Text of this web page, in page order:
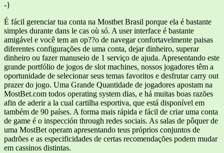
-}
É fácil gerenciar tua conta na Mostbet Brasil porque ela é bastante
simples durante dans le cas où só. A user interface é bastante
amigável e você tem an op??o de navegar confortavelmente paisas
diferentes configurações de uma conta, dejar dinheiro, superar
dinheiro ou fazer manuseio de 1 serviço de ajuda. Apresentando este
grande portfólio de jogos de slot machines, nossos jogadores têm a
oportunidade de selecionar seus temas favoritos e desfrutar carry out
prazer do jogo. Uma Grande Quantidade de jogadores apostam na
MostBet.com todos operating system dias, e há muitas boas razões
afin de aderir a la cual cartilha esportiva, que está disponível em
também de 90 países. A forma mais rápida e fácil de criar uma conta
de game é o inspección through redes sociais. As salas de pôquer de
uma MostBet operam apresentando teus próprios conjuntos de
padrões e as especificidades de certas recomendações podem mudar
em cassinos distintas.